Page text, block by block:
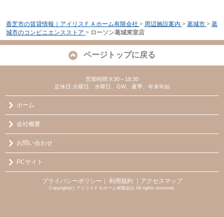
香芝市の賃貸情報｜アイリスＦＡホーム有限会社 > 周辺施設案内 > 葛城市 > 葛
城市のコンビニエンスストア > ローソン葛城東室店
ページトップに戻る
営業時間:9:30～18:30
定休日:火曜日、水曜日、GW、夏季、年末年始
ホーム
会社概要
お問い合わせ
PCサイト
プライバシーポリシー ｜ 利用規約 ｜アクセスマップ
Copyright(c) アイリスＦＡホーム有限会社 All rights reserved.